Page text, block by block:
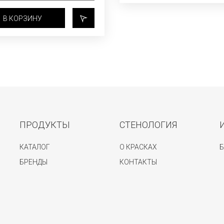
В КОРЗИНУ
ПРОДУКТЫ
КАТАЛОГ
БРЕНДЫ
СТЕНОЛОГИЯ
О КРАСКАХ
КОНТАКТЫ